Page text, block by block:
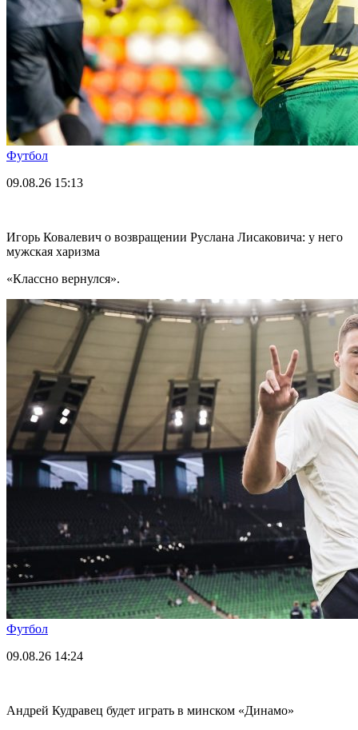
Футбол
09.08.26 15:13
Игорь Ковалевич о возвращении Руслана Лисаковича: у него
мужская харизма
«Классно вернулся».
Футбол
09.08.26 14:24
Андрей Кудравец будет играть в минском «Динамо»